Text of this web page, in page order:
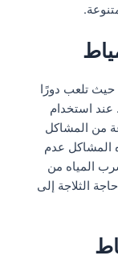
حيث تلعب دورًا
عند استخدام
من المشاكل
المشاكل عدم
المياه من
الثلاجة إلى